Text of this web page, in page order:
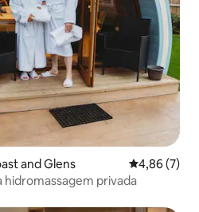
and Glens 4,86 de uma
4,86 (7)
hidromassagem privada